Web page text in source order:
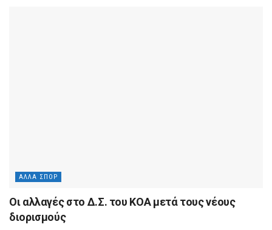
ΆΛΛΑ ΣΠΟΡ
Οι αλλαγές στο Δ.Σ. του ΚΟΑ μετά τους νέους
διορισμούς